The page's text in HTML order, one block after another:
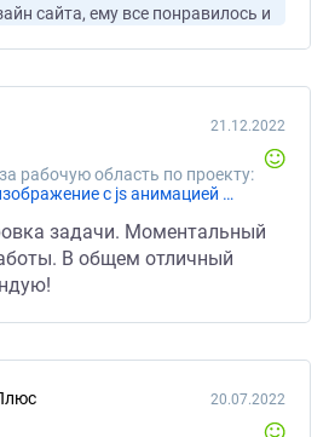
сайта, ему все понравилось и
работы я попросил
как он не соответствует
НО Иван решил меня
на 50% меньше и не убрал
частых звонков с этой просьбой
оскорбления! Читайте другие
адекватные выводы!
рабочую область по проекту:
«Скопировать SVG изображение с js анимацией точь в точь с сайта и вставить на другой»
21.12.2022
задачи. Моментальный
В общем отличный
20.07.2022